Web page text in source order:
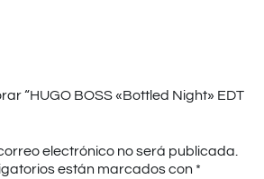
“HUGO BOSS «Bottled Night» EDT
electrónico no será publicada.
están marcados con *